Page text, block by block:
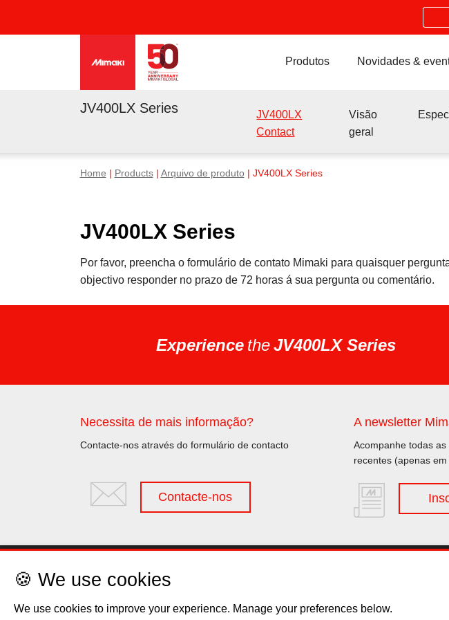
Produtos Novidades &
JV400LX Series
JV400LX
Contact
Visão
geral
Home Products| Arquivo de produto| JV400LX Series
JV400LX Series
Por favor, preencha o formulário de contato Mimaki para quaisquer
objectivo responder no prazo de 72 horas á sua pergunta ou comentário.
Experience theJV400LX Series
Necessita de mais informação?
Contacte-nos através do formulário de contacto
Contacte-nos
A newsletter
Acompanhe todas
recentes (apenas em
🍪 We use cookies
We use cookies to improve your experience. Manage your preferences below.